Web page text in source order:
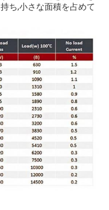
ち,小さな面積を占めて